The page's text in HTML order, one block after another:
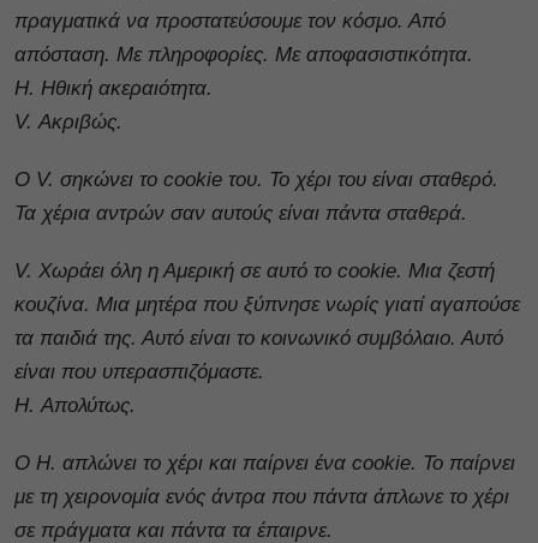
πραγματικά να προστατεύσουμε τον κόσμο. Από
απόσταση. Με πληροφορίες. Με αποφασιστικότητα.
H. Ηθική ακεραιότητα.
V. Ακριβώς.
Ο V. σηκώνει το cookie του. Το χέρι του είναι σταθερό.
Τα χέρια αντρών σαν αυτούς είναι πάντα σταθερά.
V. Χωράει όλη η Αμερική σε αυτό το cookie. Μια ζεστή
κουζίνα. Μια μητέρα που ξύπνησε νωρίς γιατί αγαπούσε
τα παιδιά της. Αυτό είναι το κοινωνικό συμβόλαιο. Αυτό
είναι που υπερασπιζόμαστε.
H. Απολύτως.
Ο H. απλώνει το χέρι και παίρνει ένα cookie. Το παίρνει
με τη χειρονομία ενός άντρα που πάντα άπλωνε το χέρι
σε πράγματα και πάντα τα έπαιρνε.